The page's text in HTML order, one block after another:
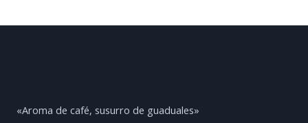
«Aroma de café, susurro de guaduales»